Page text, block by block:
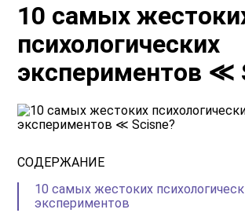
10 самых
психологических
экспериментов ≪
СОДЕРЖАНИЕ
10 самых жестоких
экспериментов